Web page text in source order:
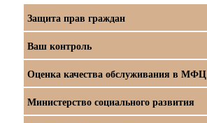
Защита прав граждан
Ваш контроль
Оценка качества обслуживания в МФЦ
Министерство социального развития